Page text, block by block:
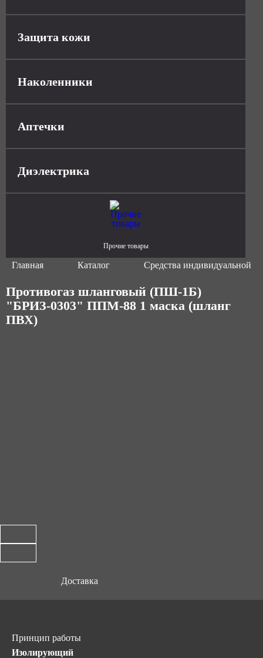
Защита кожи
Наколенники
Аптечки
Диэлектрика
Прочие товары
Главная Каталог Средства индивидуальной
Противогаз шланговый (ПШ-1Б)
"БРИЗ-0303" ППМ-88 1 маска (шланг
ПВХ)
Доставка
Принцип работы
Изолирующий